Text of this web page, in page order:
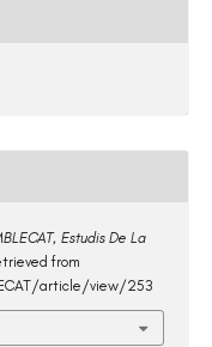
Estudis De La
from
article/view/253